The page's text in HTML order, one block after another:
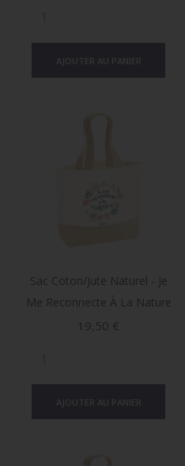
Sac Coton/jute Naturel - Je
Me Reconnecte À La Nature
Prix
19,50 €